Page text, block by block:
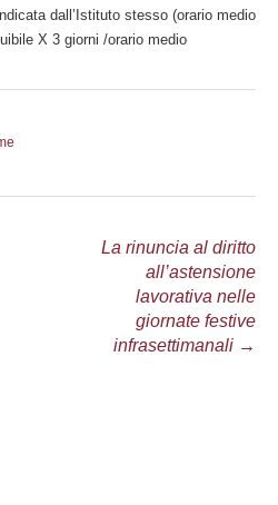
dall’Istituto stesso (orario medio
X 3 giorni /orario medio
La rinuncia al diritto
all’astensione
lavorativa nelle
giornate festive
infrasettimanali →